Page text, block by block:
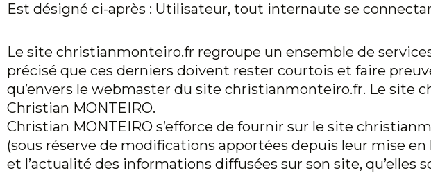
Est désigné ci-après : Utilisateur, tout internaute se
Le site christianmonteiro.fr regroupe un ensemble de
précisé que ces derniers doivent rester courtois et faire
qu’envers le webmaster du site christianmonteiro.fr. Le site
Christian MONTEIRO.
Christian MONTEIRO s’efforce de fournir sur le site
(sous réserve de modifications apportées depuis leur mise
et l’actualité des informations diffusées sur son site,